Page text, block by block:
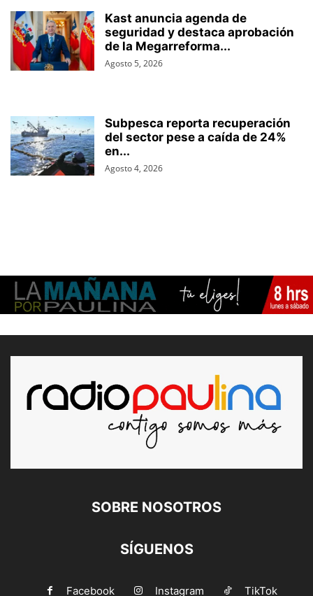
Kast anuncia agenda de
seguridad y destaca aprobación
de la Megarreforma...
Agosto 5, 2026
Subpesca reporta recuperación
del sector pese a caída de 24%
en...
Agosto 4, 2026
SOBRE NOSOTROS
SÍGUENOS
Facebook Instagram TikTok